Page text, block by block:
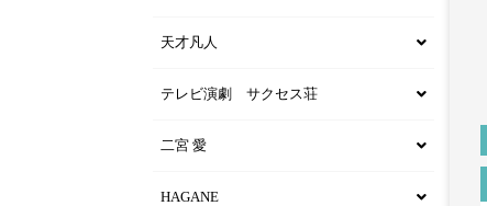
天才凡人
テレビ演劇 サクセス荘
二宮 愛
HAGANE